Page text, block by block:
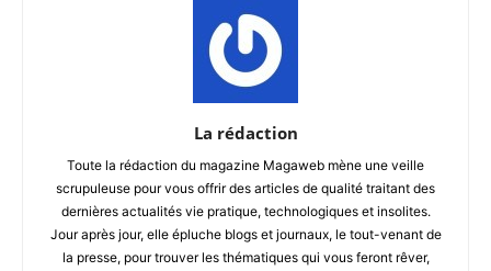
La rédaction
Toute la rédaction du magazine Magaweb mène une veille
scrupuleuse pour vous offrir des articles de qualité traitant des
dernières actualités vie pratique, technologiques et insolites.
Jour après jour, elle épluche blogs et journaux, le tout-venant de
la presse, pour trouver les thématiques qui vous feront rêver,